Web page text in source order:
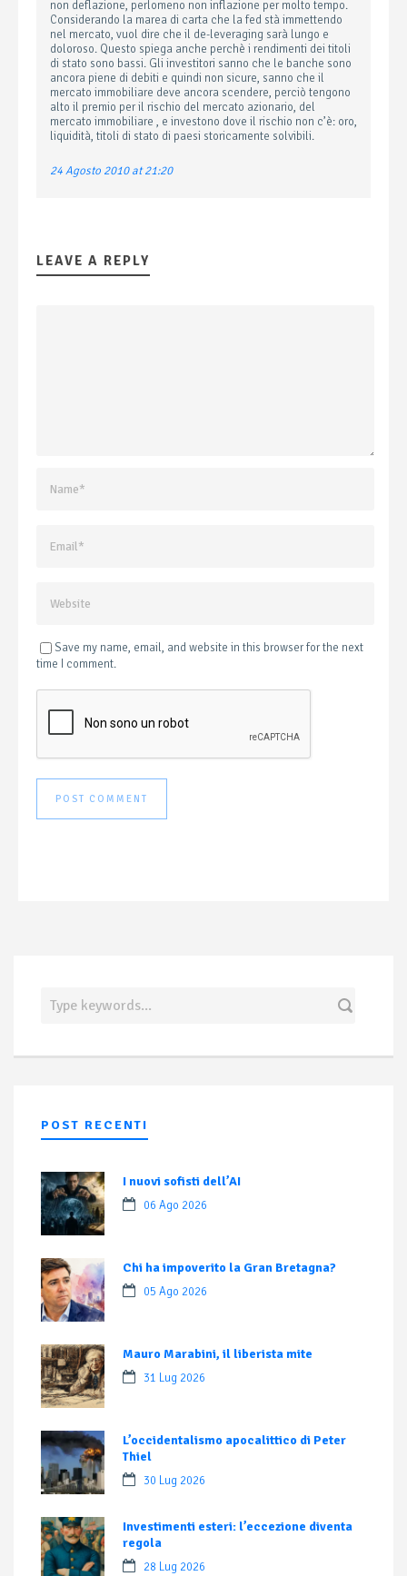
non deflazione, perlomeno non inflazione per molto tempo.
Considerando la marea di carta che la fed stà immettendo
nel mercato, vuol dire che il de-leveraging sarà lungo e
doloroso. Questo spiega anche perchè i rendimenti dei titoli
di stato sono bassi. Gli investitori sanno che le banche sono
ancora piene di debiti e quindi non sicure, sanno che il
mercato immobiliare deve ancora scendere, perciò tengono
alto il premio per il rischio del mercato azionario, del
mercato immobiliare , e investono dove il rischio non c’è: oro,
liquidità, titoli di stato di paesi storicamente solvibili.
24 Agosto 2010 at 21:20
LEAVE A REPLY
Save my name, email, and website in this browser for the next
time I comment.
POST RECENTI
I nuovi sofisti dell’AI
06 Ago 2026
Chi ha impoverito la Gran Bretagna?
05 Ago 2026
Mauro Marabini, il liberista mite
31 Lug 2026
L’occidentalismo apocalittico di Peter
Thiel
30 Lug 2026
Investimenti esteri: l’eccezione diventa
regola
28 Lug 2026